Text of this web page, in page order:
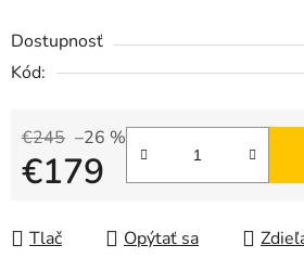
Dostupnosť
Kód:
€245 –26 %
€179
Tlač Opýtať sa